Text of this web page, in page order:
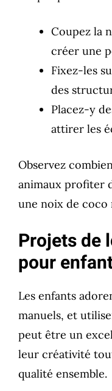
Coupez la
créer une
Fixez-les
des
Placez-y
attirer les
Observez
animaux profiter
une noix de coco
Projets de
pour
Les enfants
manuels, et
peut être un
leur créativité
qualité ensemble.